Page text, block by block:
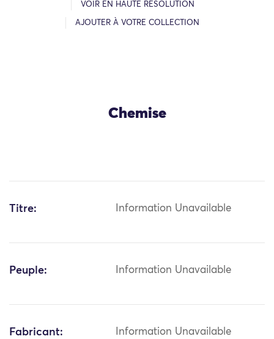
VOIR EN HAUTE RÉSOLUTION
AJOUTER À VOTRE COLLECTION
Chemise
Titre: Information Unavailable
Peuple: Information Unavailable
Fabricant: Information Unavailable